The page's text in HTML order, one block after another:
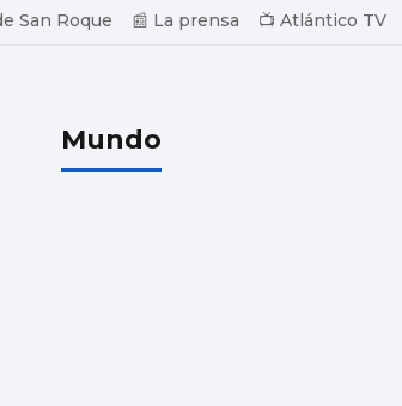
San Roque 📰 La prensa 📺 Atlántico TV
Mundo